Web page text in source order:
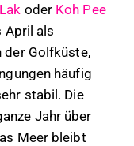
oder Koh Pee
April als
der Golfküste,
häufig
stabil. Die
Jahr über
Meer bleibt